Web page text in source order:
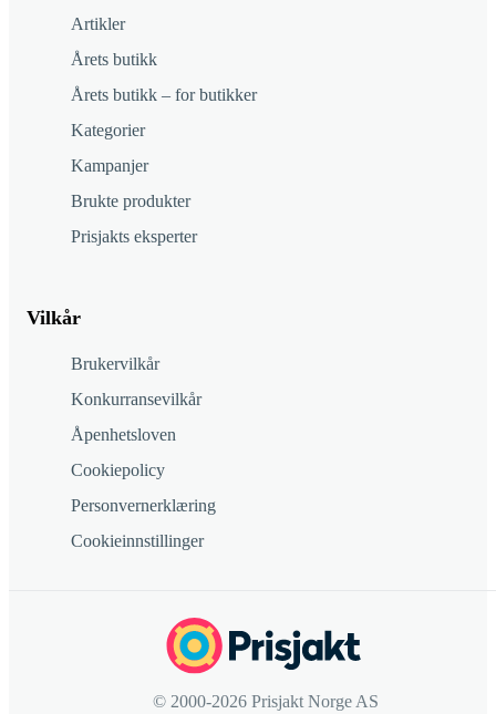
Artikler
Årets butikk
Årets butikk – for butikker
Kategorier
Kampanjer
Brukte produkter
Prisjakts eksperter
Vilkår
Brukervilkår
Konkurransevilkår
Åpenhetsloven
Cookiepolicy
Personvernerklæring
Cookieinnstillinger
© 2000-2026 Prisjakt Norge AS